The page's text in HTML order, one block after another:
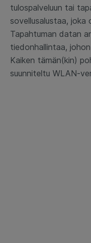
tulospalveluun tai
sovellusalustaa, joka
Tapahtuman datan
tiedonhallintaa,
Kaiken tämän(kin)
suunniteltu WLAN-